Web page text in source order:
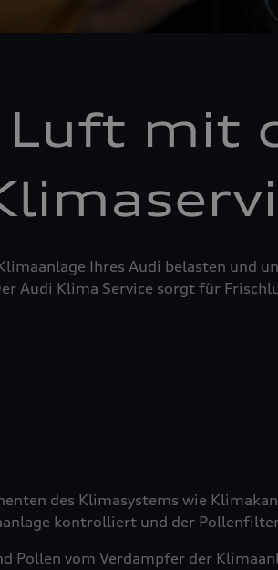
Luft mit
Ihres Audi belasten und
Audi Klima Service sorgt für
des Klimasystems wie
kontrolliert und der
Pollen vom Verdampfer der